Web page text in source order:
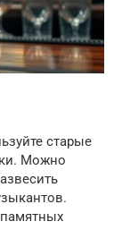
старые
Можно